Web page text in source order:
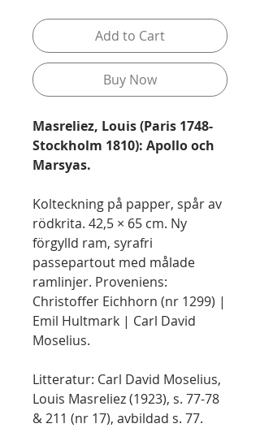
Add to Cart
Buy Now
Masreliez, Louis (Paris 1748-
Stockholm 1810): Apollo och
Marsyas.
Kolteckning på papper, spår av
rödkrita. 42,5 × 65 cm. Ny
förgylld ram, syrafri
passepartout med målade
ramlinjer. Proveniens:
Christoffer Eichhorn (nr 1299) |
Emil Hultmark | Carl David
Moselius.
Litteratur: Carl David Moselius,
Louis Masreliez (1923), s. 77-78
& 211 (nr 17), avbildad s. 77.